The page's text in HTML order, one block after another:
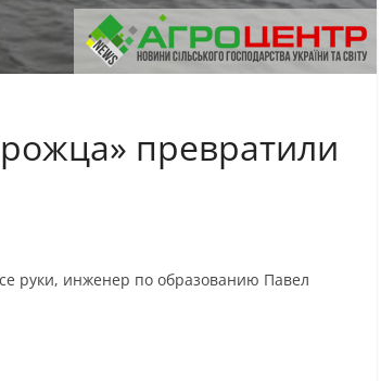
превратили
руки, инженер по образованию Павел